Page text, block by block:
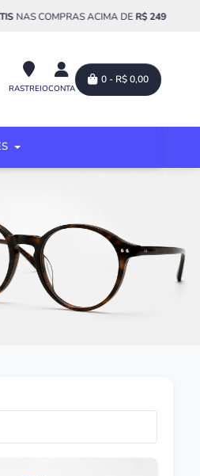
COMPRAS ACIMA DER$ 249
RASTREIOCONTA
0 - R$ 0,00